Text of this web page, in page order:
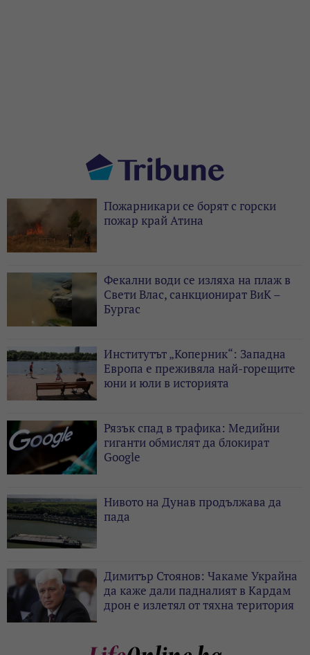
Пожарникари се борят с горски
пожар край Атина
Фекални води се изляха на плаж в
Свети Влас, санкционират ВиК –
Бургас
Институтът „Коперник“: Западна
Европа е преживяла най-горещите
юни и юли в историята
Рязък спад в трафика: Медийни
гиганти обмислят да блокират
Google
Нивото на Дунав продължава да
пада
Димитър Стоянов: Чакаме Украйна
да каже дали падналият в Кардам
дрон е излетял от тяхна територия